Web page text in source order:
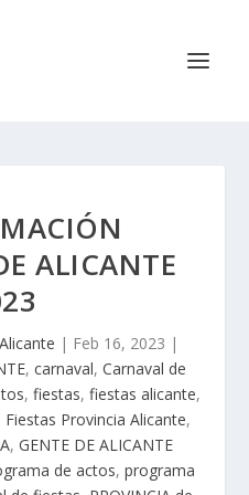
ALICANTE
| Feb 16, 2023 |
, carnaval, Carnaval de
, fiestas, fiestas alicante,
Fiestas Provincia Alicante,
, GENTE DE ALICANTE
de actos, programa